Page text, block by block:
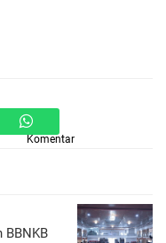
Komentar
BBNKB